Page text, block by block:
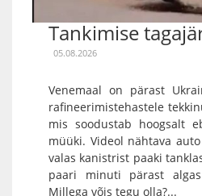
Tankimise
05.08.2026
Venemaal on pärast
rafineerimistehastele
mis soodustab hoogsalt
müüki. Videol nähtava
valas kanistrist paaki
paari minuti pärast
Millega võis tegu olla?...